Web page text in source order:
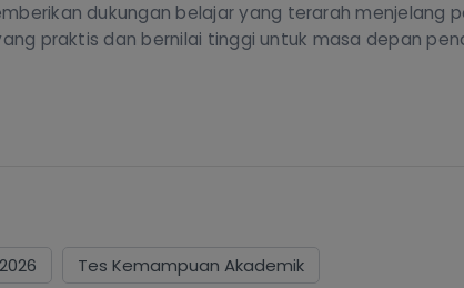
dukungan belajar yang terarah menjelang
praktis dan bernilai tinggi untuk masa depan
Tes Kemampuan Akademik